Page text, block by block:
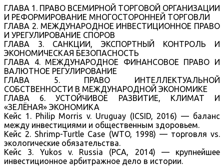
ГЛАВА 1. ПРАВО ВСЕМИРНОЙ ТОРГОВОЙ ОРГАНИЗАЦИИ
И РЕФОРМИРОВАНИЕ МНОГОСТОРОННЕЙ ТОРГОВЛИ
ГЛАВА 2. МЕЖДУНАРОДНОЕ ИНВЕСТИЦИОННОЕ ПРАВО
И УРЕГУЛИРОВАНИЕ СПОРОВ
ГЛАВА 3. САНКЦИИ, ЭКСПОРТНЫЙ КОНТРОЛЬ И
ЭКОНОМИЧЕСКАЯ БЕЗОПАСНОСТЬ
ГЛАВА 4. МЕЖДУНАРОДНОЕ ФИНАНСОВОЕ ПРАВО И
ВАЛЮТНОЕ РЕГУЛИРОВАНИЕ
ГЛАВА 5. ПРАВО ИНТЕЛЛЕКТУАЛЬНОЙ
СОБСТВЕННОСТИ В МЕЖДУНАРОДНОЙ ЭКОНОМИКЕ
ГЛАВА 6. УСТОЙЧИВОЕ РАЗВИТИЕ, КЛИМАТ И
«ЗЕЛЁНАЯ» ЭКОНОМИКА
Кейс 1. Philip Morris v. Uruguay (ICSID, 2016) — баланс
между инвестициями и общественным здоровьем.
Кейс 2. Shrimp-Turtle Case (WTO, 1998) — торговля vs.
экологические обязательства.
Кейс 3. Yukos v. Russia (PCA, 2014) — крупнейшее
инвестиционное арбитражное дело в истории.